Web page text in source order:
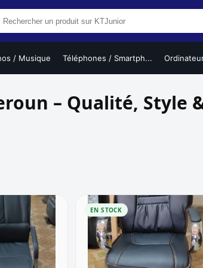
/ Musique Téléphones / Smartph...
– Qualité, Style
EN STOCK